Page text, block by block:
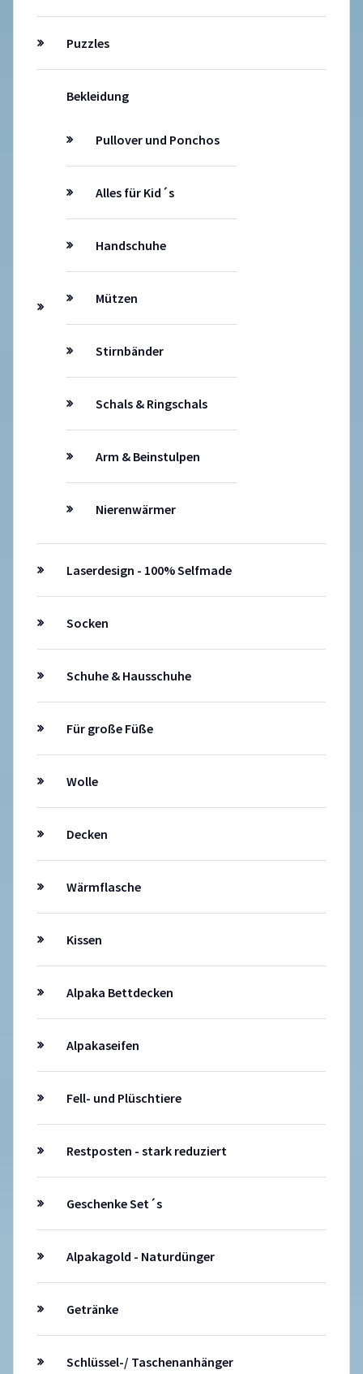
Puzzles
Bekleidung
Pullover und Ponchos
Alles für Kid´s
Handschuhe
Mützen
Stirnbänder
Schals & Ringschals
Arm & Beinstulpen
Nierenwärmer
Laserdesign - 100% Selfmade
Socken
Schuhe & Hausschuhe
Für große Füße
Wolle
Decken
Wärmflasche
Kissen
Alpaka Bettdecken
Alpakaseifen
Fell- und Plüschtiere
Restposten - stark reduziert
Geschenke Set´s
Alpakagold - Naturdünger
Getränke
Schlüssel-/ Taschenanhänger